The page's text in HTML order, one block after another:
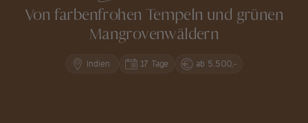
Von farbenfrohen Tempeln und grünen
Mangrovenwäldern
Indien 17 Tage ab 5.500,-